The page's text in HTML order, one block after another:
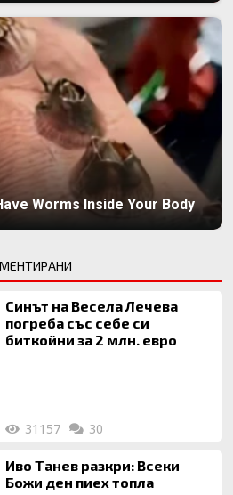
Worms Inside Your Body
Синът на Весела Лечева
погреба със себе си
биткойни за 2 млн. евро
31157 30
Иво Танев разкри: Всеки
Божи ден пиех топла